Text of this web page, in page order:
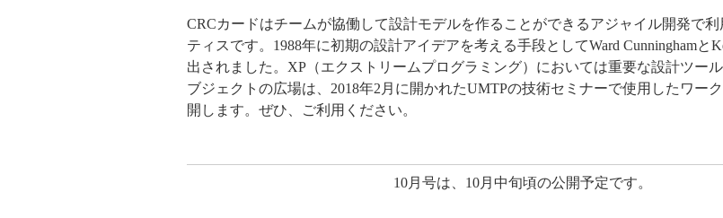
CRCカードはチームが協働して設計モデルを作ることができるアジャイル開発で利
ティスです。1988年に初期の設計アイデアを考える手段としてWard Cunninghamと
出されました。XP（エクストリームプログラミング）においては重要な設計ツー
ブジェクトの広場は、2018年2月に開かれたUMTPの技術セミナーで使用したワー
開します。ぜひ、ご利用ください。
10月号は、10月中旬頃の公開予定です。